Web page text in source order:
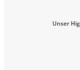
Unser